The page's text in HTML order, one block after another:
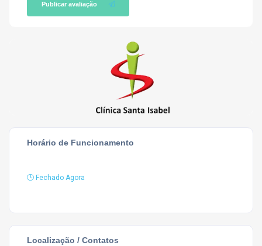
Publicar avaliação
Horário de Funcionamento
Fechado Agora
Localização / Contatos